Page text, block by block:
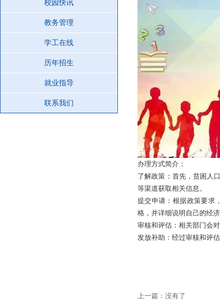
校园快讯
教务管理
学工在线
历年招生
就业指导
联系我们
办理方式简介：
了解政策：首先，贫困人
等渠道获取相关信息。
提交申请：根据政策要求
格，并详细说明自己的经
审核和评估：相关部门会
发放补助：经过审核和评
上一篇：没有了